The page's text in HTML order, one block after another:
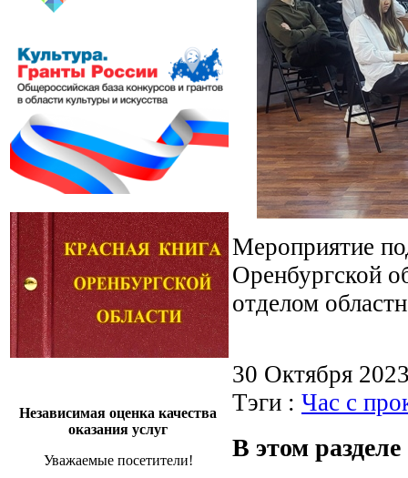
Независимая оценка качества
оказания услуг
Уважаемые посетители!
Мероприятие
Оренбургской
отделом
30 Октября
Тэги : Час с
В этом разделе